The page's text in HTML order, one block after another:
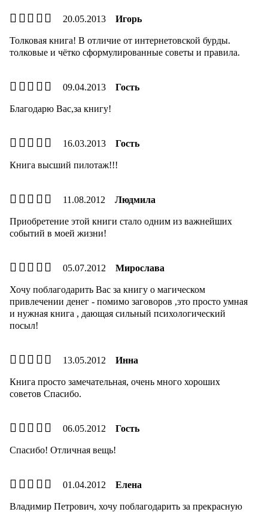
20.05.2013 Игорь
Толковая книга! В отличие от интернетовской бурды.
толковые и чётко сформулированные советы и правила.
09.04.2013 Гость
Благодарю Вас,за книгу!
16.03.2013 Гость
Книга высший пилотаж!!!
11.08.2012 Людмила
Приобретение этой книги стало одним из важнейших
событий в моей жизни!
05.07.2012 Мирослава
Хочу поблагодарить Вас за книгу о магическом
привлечении денег - помимо заговоров ,это просто умная
и нужная книга , дающая сильный психологический
посыл!
13.05.2012 Инна
Книга просто замечательная, очень много хороших
советов Спасибо.
06.05.2012 Гость
Спасибо! Отличная вещь!
01.04.2012 Елена
Владимир Петрович, хочу поблагодарить за прекрасную